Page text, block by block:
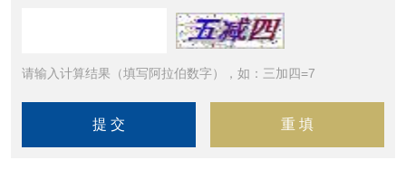
请输入计算结果（填写阿拉伯数字），如：三加四=7